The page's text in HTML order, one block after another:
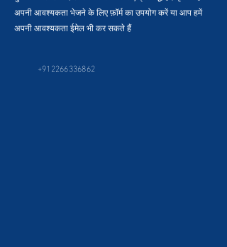
अपनी आवश्यकता भेजने के लिए फ़ॉर्म का उपयोग करें या आप हमें
अपनी आवश्यकता ईमेल भी कर सकते हैं
+912266336862